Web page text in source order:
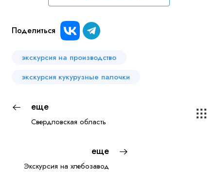
Поделиться
экскурсия на производство
экскурсия кукурузные палочки
еще
Свердловская область
еще
Экскурсия на хлебозавод